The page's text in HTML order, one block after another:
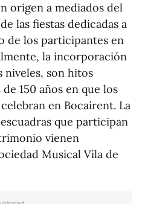
origen a mediados del
las fiestas dedicadas a
de los participantes en
la incorporación
niveles, son hitos
150 años en que los
en Bocairent. La
que participan
vienen
Musical Vila de